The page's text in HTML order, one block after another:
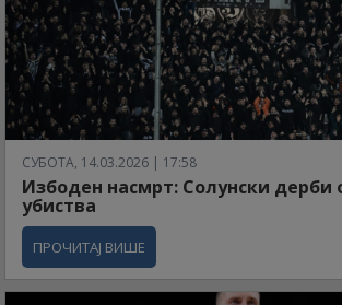
СУБОТА, 14.03.2026 | 17:58
Избоден насмрт: Солунски дерби
убиства
ПРОЧИТАЈ ВИШЕ